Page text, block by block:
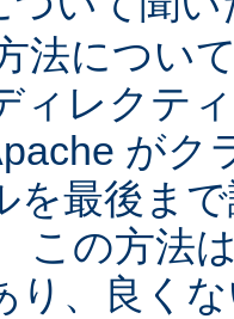
法につい
ィレクテ
がク
を最後ま
この方法
り、良く